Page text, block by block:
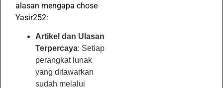
alasan mengapa chose
Yasir252:
Artikel dan Ulasan
Terpercaya: Setiap
perangkat lunak
yang ditawarkan
sudah melalui